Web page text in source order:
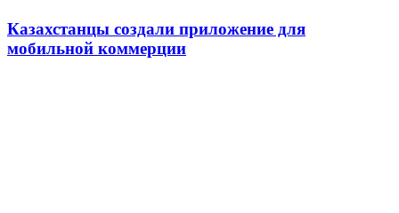
Казахстанцы создали приложение для
мобильной коммерции